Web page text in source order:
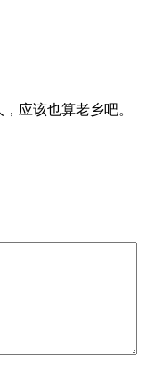
应该也算老乡吧。